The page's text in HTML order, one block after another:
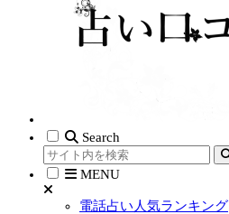
Search
MENU
電話占い人気ランキング